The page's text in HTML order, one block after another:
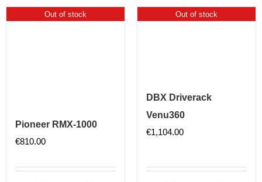
Out of stock
Pioneer RMX-1000
€810.00
Out of stock
DBX Driverack
Venu360
€1,104.00